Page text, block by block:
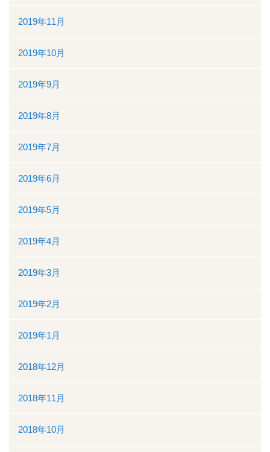
2019年11月
2019年10月
2019年9月
2019年8月
2019年7月
2019年6月
2019年5月
2019年4月
2019年3月
2019年2月
2019年1月
2018年12月
2018年11月
2018年10月